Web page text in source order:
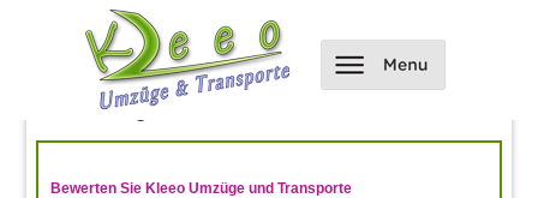
Hier kannst du uns bewerten und
Bewertungen einsehen
Bewerten Sie Kleeo Umzüge und Transporte